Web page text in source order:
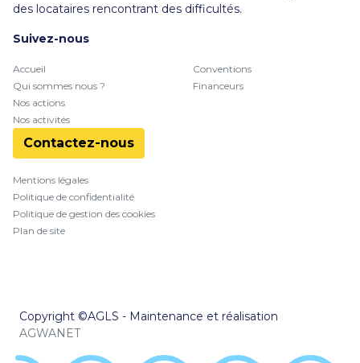
des locataires rencontrant des difficultés.
Suivez-nous
Accueil
Qui sommes nous ?
Nos actions
Nos activités
Conventions
Financeurs
Contactez-nous
Mentions légales
Politique de confidentialité
Politique de gestion des cookies
Plan de site
Copyright ©AGLS - Maintenance et réalisation
AGWANET